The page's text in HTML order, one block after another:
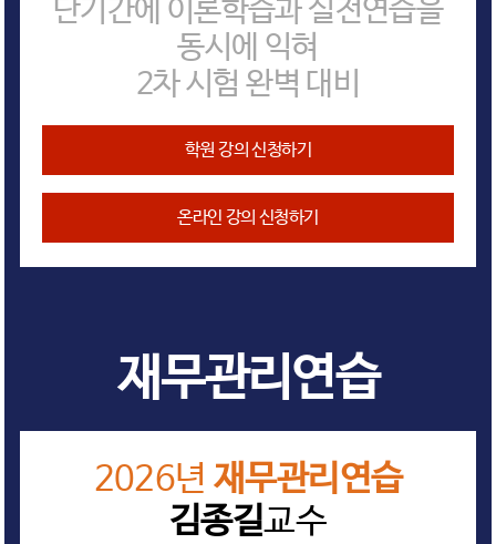
단기간에 이론학습과 실전연습을
동시에 익혀
2차 시험 완벽 대비
학원 강의 신청하기
온라인 강의 신청하기
재무관리연습
2026년 재무관리연습
김종길교수